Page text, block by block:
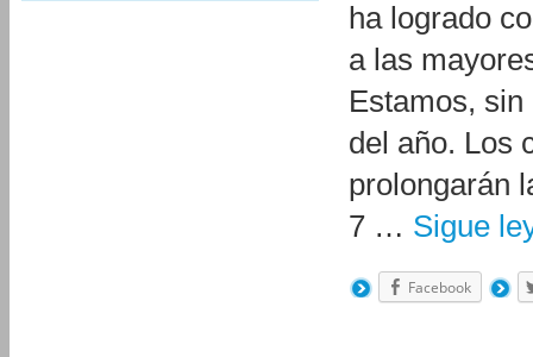
ha logrado
a las
Estamos,
del año. Los
prolongarán
7 … Sigue
Facebook